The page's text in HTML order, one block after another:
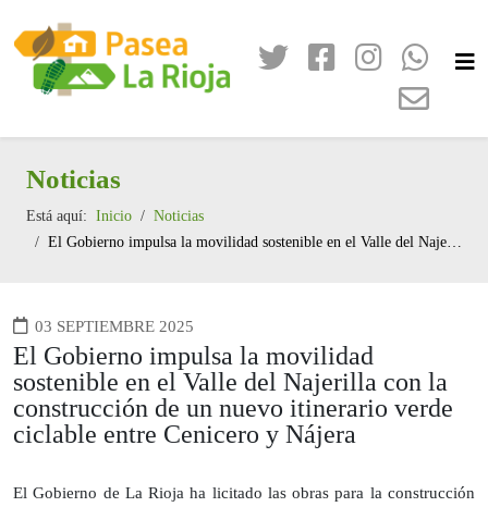
Noticias
Está aquí: Inicio
Noticias
El Gobierno impulsa la movilidad sostenible en el Valle del Najerilla con la construcción de un nuevo itinerario verde ciclable entre Cenicero y Nájera
03 SEPTIEMBRE 2025
El Gobierno impulsa la movilidad
sostenible en el Valle del Najerilla con la
construcción de un nuevo itinerario verde
ciclable entre Cenicero y Nájera
El Gobierno de La Rioja ha licitado las obras para la construcción